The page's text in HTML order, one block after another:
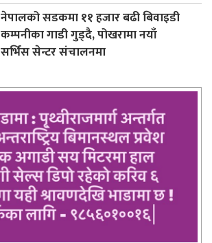
नेपालको सडकमा ११ हजार बढी बिवाइडी
कम्पनीका गाडी गुड्दै, पोखरामा नयाँ
सर्भिस सेन्टर संचालनमा